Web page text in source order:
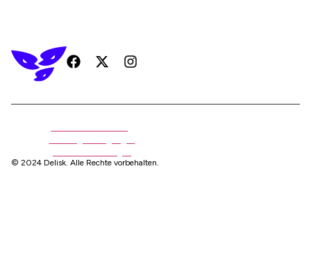
© 2024 Delisk. Alle Rechte vorbehalten.